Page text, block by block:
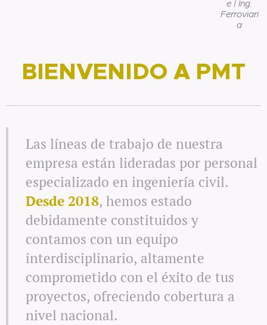
e | Ing.
Ferroviari
a
BIENVENIDO A PMT
Las líneas de trabajo de nuestra
empresa están lideradas por personal
especializado en ingeniería civil.
Desde 2018, hemos estado
debidamente constituidos y
contamos con un equipo
interdisciplinario, altamente
comprometido con el éxito de tus
proyectos, ofreciendo cobertura a
nivel nacional.